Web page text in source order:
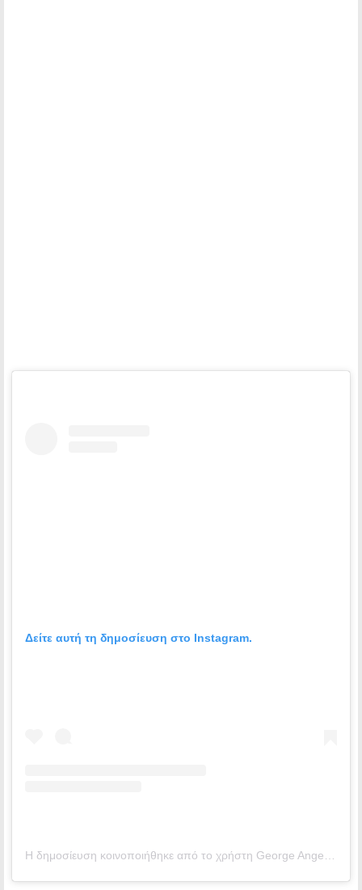
Δείτε αυτή τη δημοσίευση στο Instagram.